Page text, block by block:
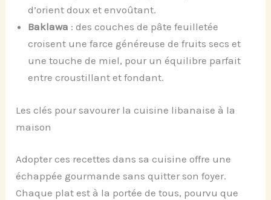
d’orient doux et envoûtant.
Baklawa : des couches de pâte feuilletée
croisent une farce généreuse de fruits secs et
une touche de miel, pour un équilibre parfait
entre croustillant et fondant.
Les clés pour savourer la cuisine libanaise à la
maison
Adopter ces recettes dans sa cuisine offre une
échappée gourmande sans quitter son foyer.
Chaque plat est à la portée de tous, pourvu que